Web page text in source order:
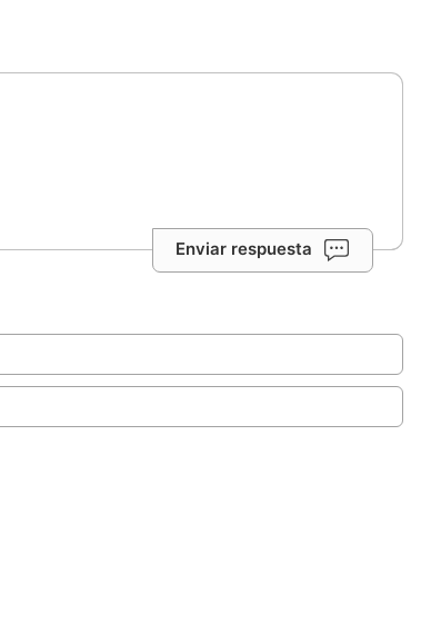
Enviar respuesta